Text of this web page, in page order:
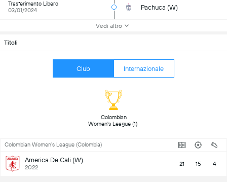
Trasferimento Libero
03/01/2024
Pachuca (W)
Vedi altro
Titoli
Club Internazionale
Colombian
Colombian Women's League (Colombia)
America De Cali (W)
2022 21 15 4